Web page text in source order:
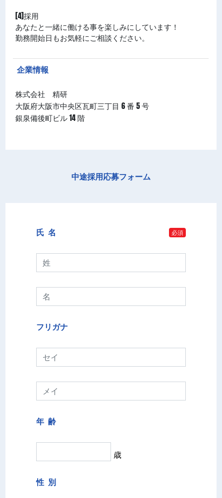
[4]採用
あなたと一緒に働ける事を楽しみにしています！
勤務開始日もお気軽にご相談ください。
企業情報
株式会社 精研
大阪府大阪市中央区瓦町三丁目 6 番 5 号
銀泉備後町ビル 14 階
中途採用応募フォーム
氏 名 必須
フリガナ
年 齢
歳
性 別